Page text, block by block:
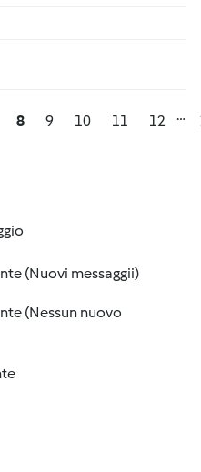
Pagina
8 Pagina
9 Pagina
10 Pagina
11 Pagina
12 …
(Nuovi messaggii)
(Nessun nuovo